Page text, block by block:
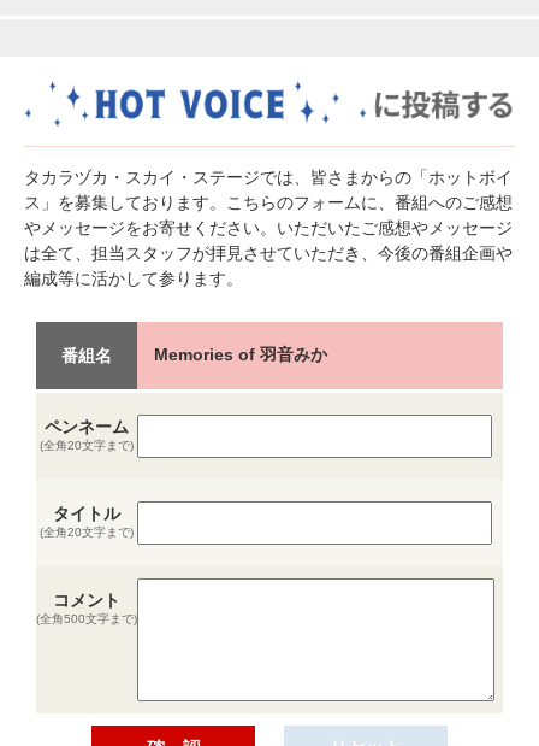
タカラヅカ・スカイ・ステージでは、皆さまからの「ホットボイ
ス」を募集しております。こちらのフォームに、番組へのご感想
やメッセージをお寄せください。いただいたご感想やメッセージ
は全て、担当スタッフが拝見させていただき、今後の番組企画や
編成等に活かして参ります。
番組名 Memories of 羽音みか
ペンネーム
(全角20文字まで)
タイトル
(全角20文字まで)
コメント
(全角500文字まで)